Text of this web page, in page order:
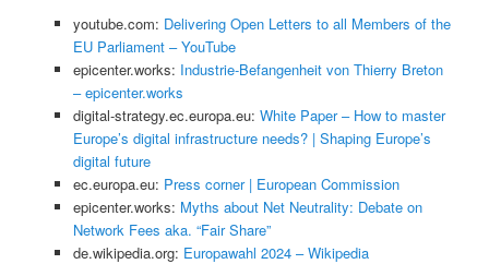
youtube.com: Delivering Open Letters to all Members of the
EU Parliament – YouTube
epicenter.works: Industrie-Befangenheit von Thierry Breton
– epicenter.works
digital-strategy.ec.europa.eu: White Paper – How to master
Europe’s digital infrastructure needs? | Shaping Europe’s
digital future
ec.europa.eu: Press corner | European Commission
epicenter.works: Myths about Net Neutrality: Debate on
Network Fees aka. “Fair Share”
de.wikipedia.org: Europawahl 2024 – Wikipedia